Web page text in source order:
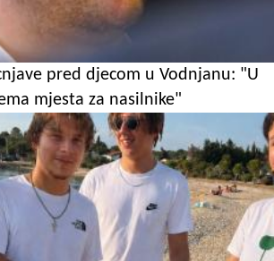
pred djecom u Vodnjanu: "U
mjesta za nasilnike"